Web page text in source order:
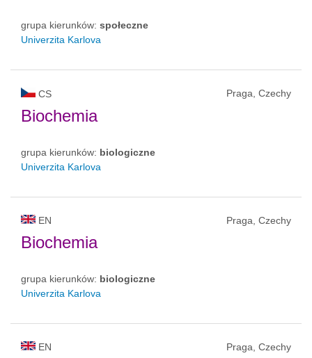
grupa kierunków: społeczne
Univerzita Karlova
CS Praga, Czechy
Biochemia
grupa kierunków: biologiczne
Univerzita Karlova
EN Praga, Czechy
Biochemia
grupa kierunków: biologiczne
Univerzita Karlova
EN Praga, Czechy